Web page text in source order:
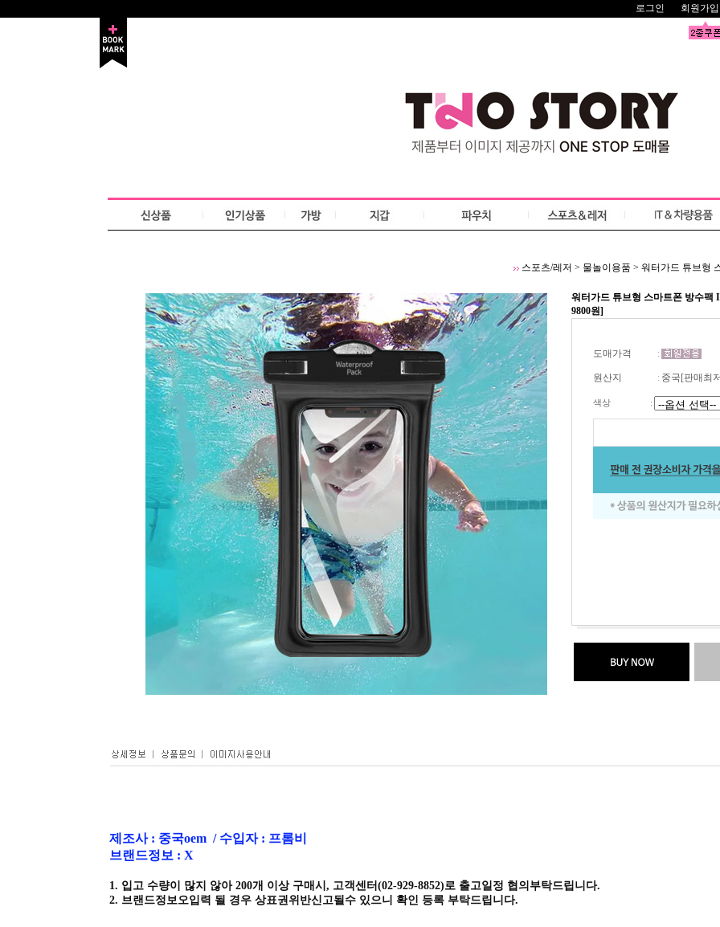
로그인 회원가입
스포츠/레저 > 물놀이용품 > 워터가드 튜브형
워터가드 튜브형 스마트폰 방수팩
9800원]
도매가격 :
원산지 : 중국[판매최
색상 :
제조사 : 중국oem / 수입자 : 프롬비
브랜드정보 : X
1. 입고 수량이 많지 않아 200개 이상 구매시, 고객센터(02-929-8852)로 출고일정 협의부탁드립니다.
2. 브랜드정보오입력 될 경우 상표권위반신고될수 있으니 확인 등록 부탁드립니다.